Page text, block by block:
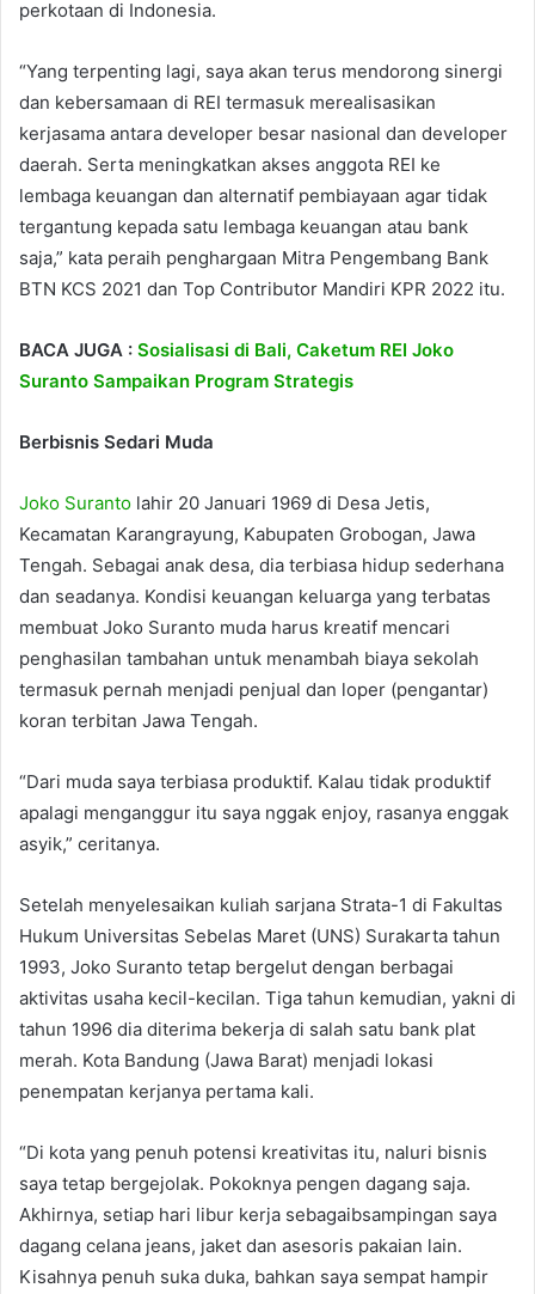
perkotaan di Indonesia.
“Yang terpenting lagi, saya akan terus mendorong sinergi
dan kebersamaan di REI termasuk merealisasikan
kerjasama antara developer besar nasional dan developer
daerah. Serta meningkatkan akses anggota REI ke
lembaga keuangan dan alternatif pembiayaan agar tidak
tergantung kepada satu lembaga keuangan atau bank
saja,” kata peraih penghargaan Mitra Pengembang Bank
BTN KCS 2021 dan Top Contributor Mandiri KPR 2022 itu.
BACA JUGA : Sosialisasi di Bali, Caketum REI Joko
Suranto Sampaikan Program Strategis
Berbisnis Sedari Muda
Joko Suranto lahir 20 Januari 1969 di Desa Jetis,
Kecamatan Karangrayung, Kabupaten Grobogan, Jawa
Tengah. Sebagai anak desa, dia terbiasa hidup sederhana
dan seadanya. Kondisi keuangan keluarga yang terbatas
membuat Joko Suranto muda harus kreatif mencari
penghasilan tambahan untuk menambah biaya sekolah
termasuk pernah menjadi penjual dan loper (pengantar)
koran terbitan Jawa Tengah.
“Dari muda saya terbiasa produktif. Kalau tidak produktif
apalagi menganggur itu saya nggak enjoy, rasanya enggak
asyik,” ceritanya.
Setelah menyelesaikan kuliah sarjana Strata-1 di Fakultas
Hukum Universitas Sebelas Maret (UNS) Surakarta tahun
1993, Joko Suranto tetap bergelut dengan berbagai
aktivitas usaha kecil-kecilan. Tiga tahun kemudian, yakni di
tahun 1996 dia diterima bekerja di salah satu bank plat
merah. Kota Bandung (Jawa Barat) menjadi lokasi
penempatan kerjanya pertama kali.
“Di kota yang penuh potensi kreativitas itu, naluri bisnis
saya tetap bergejolak. Pokoknya pengen dagang saja.
Akhirnya, setiap hari libur kerja sebagaibsampingan saya
dagang celana jeans, jaket dan asesoris pakaian lain.
Kisahnya penuh suka duka, bahkan saya sempat hampir